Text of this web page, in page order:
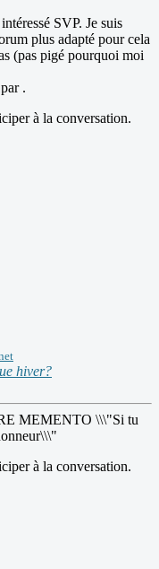
SVP. Je suis
plus adapté pour cela
(pas pigé pourquoi moi
.
à la conversation.
hiver?
MEMENTO \\\"Si tu
à la conversation.